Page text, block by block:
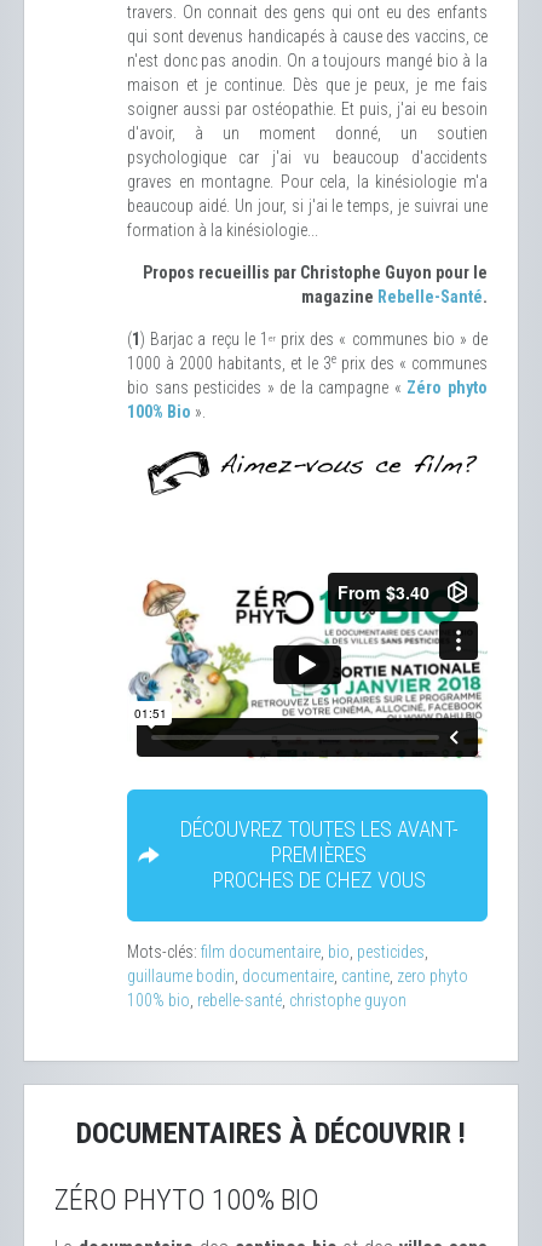
travers. On connait des gens qui ont eu des enfants
qui sont devenus handicapés à cause des vaccins, ce
n'est donc pas anodin. On a toujours mangé bio à la
maison et je continue. Dès que je peux, je me fais
soigner aussi par ostéopathie. Et puis, j'ai eu besoin
d'avoir, à un moment donné, un soutien
psychologique car j'ai vu beaucoup d'accidents
graves en montagne. Pour cela, la kinésiologie m'a
beaucoup aidé. Un jour, si j'ai le temps, je suivrai une
formation à la kinésiologie...
Propos recueillis par Christophe Guyon pour le
magazine Rebelle-Santé.
(1) Barjac a reçu le 1 erprix des « communes bio » de
1000 à 2000 habitants, et le 3e prix des « communes
bio sans pesticides » de la campagne « Zéro phyto
100% Bio ».
DÉCOUVREZ TOUTES LES AVANT-
PREMIÈRES
PROCHES DE CHEZ VOUS
Mots-clés: film documentaire bio pesticides
guillaume bodin documentaire cantine zero phyto
100% bio rebelle-santé christophe guyon
DOCUMENTAIRES À DÉCOUVRIR !
ZÉRO PHYTO 100% BIO